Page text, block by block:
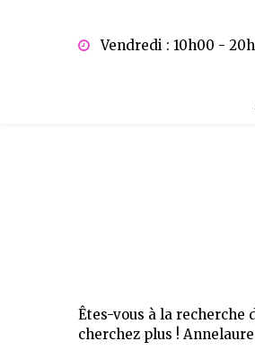
Vendredi : 10h00 -
Êtes-vous à la recherche
cherchez plus !